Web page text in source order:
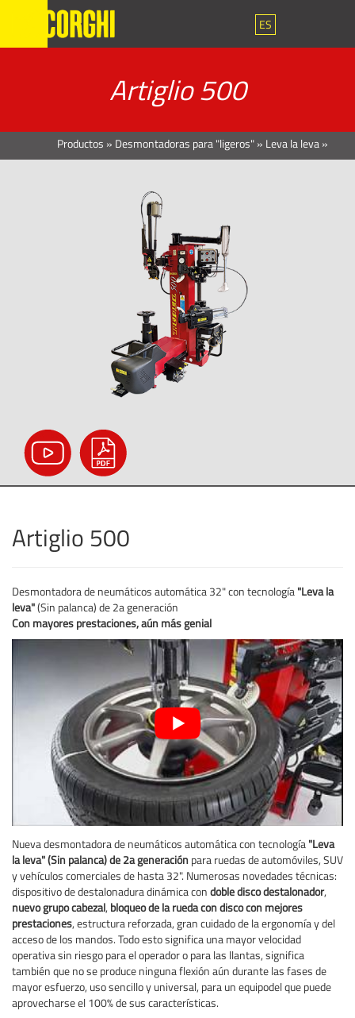
ES
Artiglio 500
Productos » Desmontadoras para "ligeros"» Leva la leva»
Artiglio 500
Desmontadora de neumáticos automática 32" con tecnología"Leva la
leva"(Sin palanca) de 2a generación
Con mayores prestaciones, aún más genial
Nueva desmontadora de neumáticos automática con tecnología"Leva
la leva" (Sin palanca) de 2a generaciónpara ruedas de automóviles, SUV
y vehículos comerciales de hasta 32". Numerosas novedades técnicas:
dispositivo de destalonadura dinámica condoble disco destalonador,
nuevo grupo cabezal, bloqueo de la rueda con disco con mejores
prestaciones, estructura reforzada, gran cuidado de la ergonomía y del
acceso de los mandos. Todo esto significa una mayor velocidad
operativa sin riesgo para el operador o para las llantas, significa
también que no se produce ninguna flexión aún durante las fases de
mayor esfuerzo, uso sencillo y universal, para un equipodel que puede
aprovecharse el 100% de sus características.